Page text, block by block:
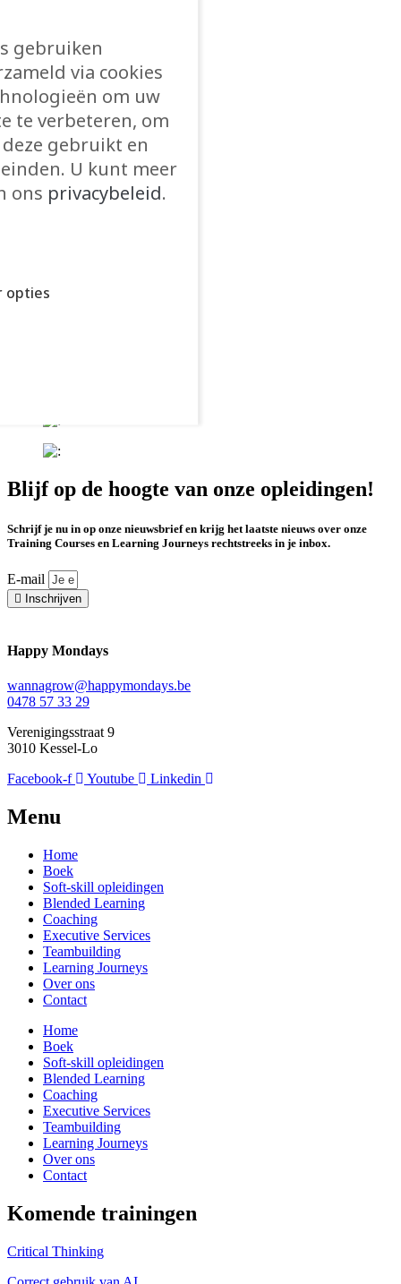
Blijf op de hoogte van onze opleidingen!
Schrijf je nu in op onze nieuwsbrief en krijg het laatste nieuws over onze
Training Courses en Learning Journeys rechtstreeks in je inbox.
E-mail
Inschrijven
Happy Mondays
wannagrow@happymondays.be
0478 57 33 29
Verenigingsstraat 9
3010 Kessel-Lo
Facebook-f
Youtube Linkedin
Menu
Home
Boek
Soft-skill opleidingen
Blended Learning
Coaching
Executive Services
Teambuilding
Learning Journeys
Over ons
Contact
Home
Boek
Soft-skill opleidingen
Blended Learning
Coaching
Executive Services
Teambuilding
Learning Journeys
Over ons
Contact
Komende trainingen
Critical Thinking
gebruiken
via cookies
om uw
te verbeteren, om
gebruikt en
U kunt meer
ons privacybeleid.
opties